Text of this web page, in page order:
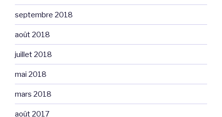
septembre 2018
août 2018
juillet 2018
mai 2018
mars 2018
août 2017